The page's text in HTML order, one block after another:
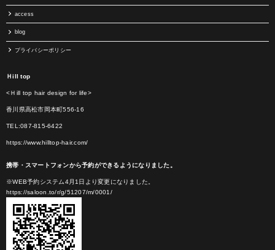
access
blog
プライバシーポリシー
Ｈill top
<Ｈill top hair design for life>
香川県高松市岡本町556-16
TEL:087-815-6422
https://www.hilltop-hair.com/
携帯・スマートフォンから予約ができるようになりました。
※WEB予約システム4月1日より変更になりました。
https://saloon.to/r/g/51207/m/0001/